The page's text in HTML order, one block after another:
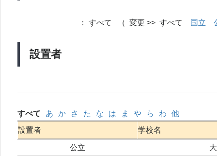
設置者
： すべて （ 変更 >> すべて 国立
すべて あ か さ た な は ま や ら わ
他
設置者
学校名
公立